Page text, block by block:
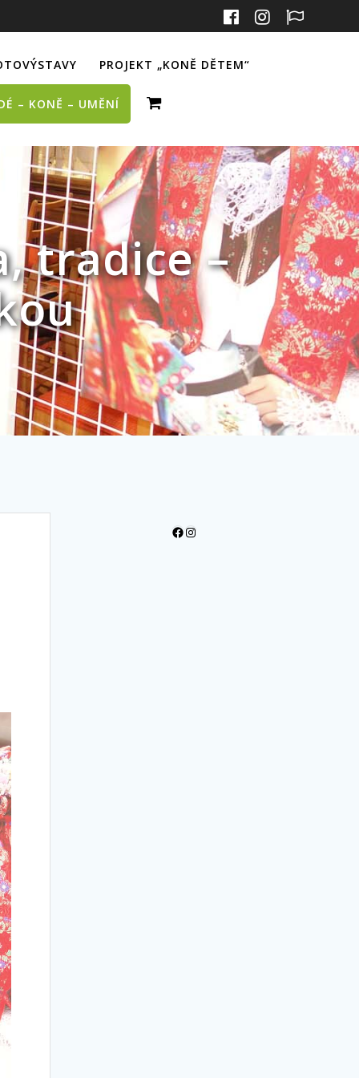
PROJEKT „KONĚ DĚTEM“
– KONĚ – UMĚNÍ
tradice –
Facebook
Instagram